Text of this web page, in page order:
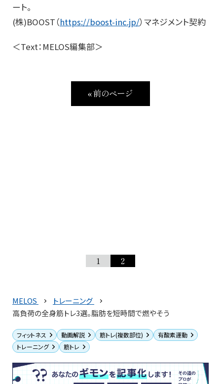
ート。
(株)BOOST（https://boost-inc.jp/）マネジメント契約
＜Text：MELOS編集部＞
« 前のページ
1 2
MELOS
トレーニング
高負荷の全身筋トレ3選。脂肪を短時間で燃やそう
フィットネス 動画解説 筋トレ(複数部位)
有酸素運動
トレーニング
筋トレ